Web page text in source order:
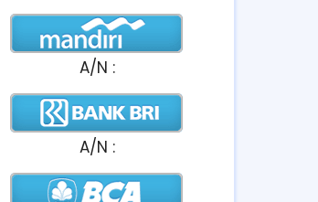
A/N :
A/N :